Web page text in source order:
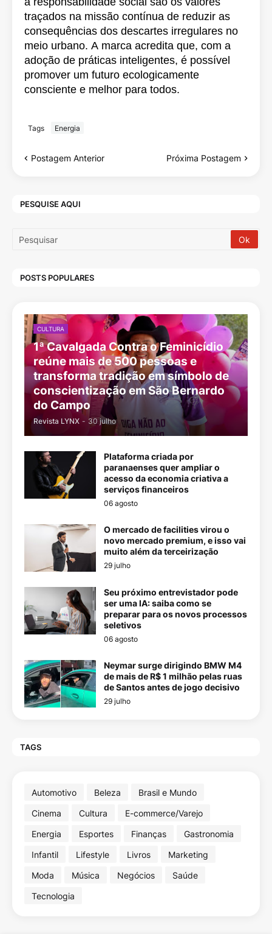
traçados na missão contínua de reduzir as
consequências dos descartes irregulares no
meio urbano. A marca acredita que, com a
adoção de práticas inteligentes, é possível
promover um futuro ecologicamente
consciente e melhor para todos.
Tags Energia
Postagem Anterior Próxima Postagem
PESQUISE AQUI
POSTS POPULARES
CULTURA
1ª Cavalgada Contra o Feminicídio
reúne mais de 500 pessoas e
transforma tradição em símbolo de
conscientização em São Bernardo
do Campo
Revista LYNX - 30 julho
Plataforma criada por
paranaenses quer ampliar o
acesso da economia criativa a
serviços financeiros
06 agosto
O mercado de facilities virou o
novo mercado premium, e isso vai
muito além da terceirização
29 julho
Seu próximo entrevistador pode
ser uma IA: saiba como se
preparar para os novos processos
seletivos
06 agosto
Neymar surge dirigindo BMW M4
de mais de R$ 1 milhão pelas ruas
de Santos antes de jogo decisivo
29 julho
TAGS
Automotivo Beleza
Brasil e Mundo
Cinema
Cultura
E-commerce/Varejo
Energia
Esportes Finanças
Gastronomia
Infantil
Lifestyle Livros
Marketing
Moda
Música Negócios
Saúde
Tecnologia